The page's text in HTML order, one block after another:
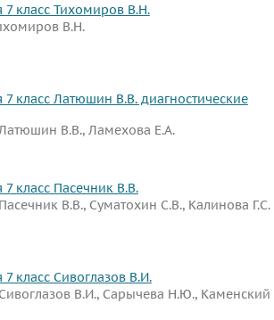
7 класс Тихомиров В.Н.
В.Н.
7 класс Латюшин В.В. диагностические
В.В., Ламехова Е.А.
7 класс Пасечник В.В.
Пасечник В.В., Суматохин С.В., Калинова Г.С.
7 класс Сивоглазов В.И.
Сивоглазов В.И., Сарычева Н.Ю., Каменский